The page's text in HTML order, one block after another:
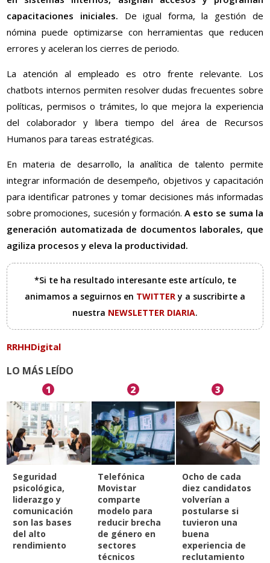
capacitaciones iniciales. De igual forma, la gestión de
nómina puede optimizarse con herramientas que reducen
errores y aceleran los cierres de periodo.
La atención al empleado es otro frente relevante. Los
chatbots internos permiten resolver dudas frecuentes sobre
políticas, permisos o trámites, lo que mejora la experiencia
del colaborador y libera tiempo del área de Recursos
Humanos para tareas estratégicas.
En materia de desarrollo, la analítica de talento permite
integrar información de desempeño, objetivos y capacitación
para identificar patrones y tomar decisiones más informadas
sobre promociones, sucesión y formación.A esto se suma la
generación automatizada de documentos laborales, que
agiliza procesos y eleva la productividad.
*Si te ha resultado interesante este artículo, te
animamos a seguirnos en TWITTERy a suscribirte a
nuestra NEWSLETTER DIARIA.
RRHHDigital
LO MÁS LEÍDO
1
Seguridad
psicológica,
liderazgo y
comunicación
son las bases
del alto
rendimiento
2
Telefónica
Movistar
comparte
modelo para
reducir brecha
de género en
sectores
técnicos
3
Ocho de cada
diez candidatos
volverían a
postularse si
tuvieron una
buena
experiencia de
reclutamiento